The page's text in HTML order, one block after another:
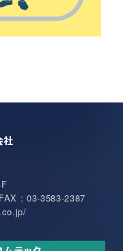
社
: 03-3583-2387